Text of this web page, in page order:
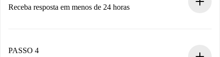
Receba resposta em menos de 24 horas
proprietário.
PASSO 4